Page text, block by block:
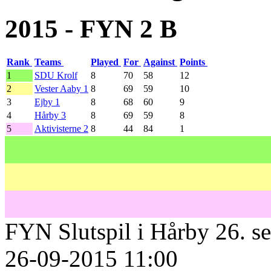
2015 - FYN 2 B
Rank Teams Played For Against Points
1
SDU Krolf 8 70 58
12
2
Vester Aaby 1 8 69 59
10
3
Ejby 1 8 68 60
9
4
Hårby 3 8 69 59
8
5
Aktivisterne 2 8 44 84 1
FYN Slutspil i Hårby 26.
26-09-2015 11:00